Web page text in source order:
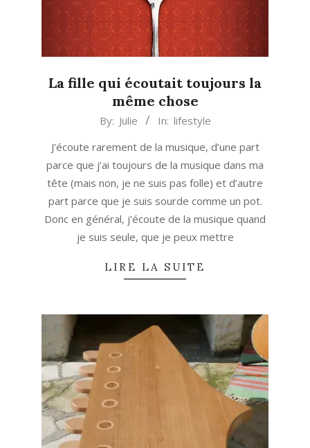
La fille qui écoutait toujours la
même chose
09
By: Julie In: lifestyle
J’écoute rarement de la musique, d’une part
parce que j’ai toujours de la musique dans ma
tête (mais non, je ne suis pas folle) et d’autre
part parce que je suis sourde comme un pot.
Donc en général, j’écoute de la musique quand
je suis seule, que je peux mettre
LIRE LA SUITE